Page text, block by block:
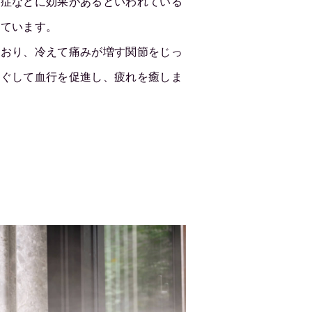
います。
り、冷えて痛みが増す関節をじっ
して血行を促進し、疲れを癒しま